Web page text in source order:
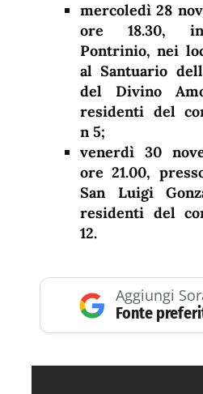
mercoledì 28
ore 18.30,
Pontrinio, nei
al Santuario
del Divino
residenti del
n 5;
venerdì 30
ore 21.00,
San Luigi
residenti del
12.
Aggiungi
Fonte